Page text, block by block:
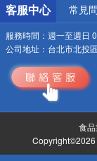
客服中心 常見
服務時間： 週一至週日
公司地址： 台北市北投
食
Copyright©2026